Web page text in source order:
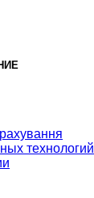
технологий